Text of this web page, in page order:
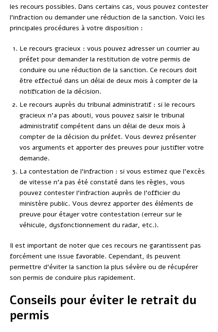
les recours possibles. Dans certains cas, vous pouvez contester
l’infraction ou demander une réduction de la sanction. Voici les
principales procédures à votre disposition :
Le recours gracieux : vous pouvez adresser un courrier au
préfet pour demander la restitution de votre permis de
conduire ou une réduction de la sanction. Ce recours doit
être effectué dans un délai de deux mois à compter de la
notification de la décision.
Le recours auprès du tribunal administratif : si le recours
gracieux n’a pas abouti, vous pouvez saisir le tribunal
administratif compétent dans un délai de deux mois à
compter de la décision du préfet. Vous devrez présenter
vos arguments et apporter des preuves pour justifier votre
demande.
La contestation de l’infraction : si vous estimez que l’excès
de vitesse n’a pas été constaté dans les règles, vous
pouvez contester l’infraction auprès de l’officier du
ministère public. Vous devrez apporter des éléments de
preuve pour étayer votre contestation (erreur sur le
véhicule, dysfonctionnement du radar, etc.).
Il est important de noter que ces recours ne garantissent pas
forcément une issue favorable. Cependant, ils peuvent
permettre d’éviter la sanction la plus sévère ou de récupérer
son permis de conduire plus rapidement.
Conseils pour éviter le retrait du
permis